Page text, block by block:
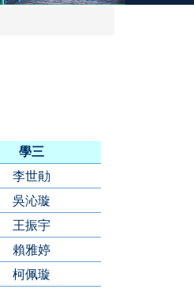
學三
李世勛
吳沁璇
王振宇
賴雅婷
柯佩璇